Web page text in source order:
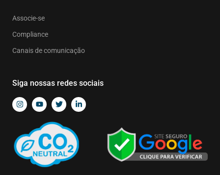
Associe-se
Compliance
Canais de comunicação
Siga nossas redes sociais